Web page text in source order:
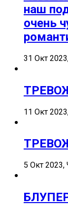
наш
очень
31 Окт
11 Окт
5 Окт 2023,